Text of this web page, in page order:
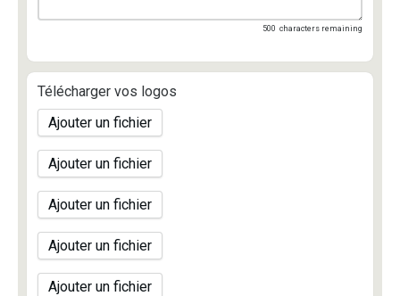
500 characters remaining
Télécharger vos logos
Ajouter un fichier
Ajouter un fichier
Ajouter un fichier
Ajouter un fichier
Ajouter un fichier